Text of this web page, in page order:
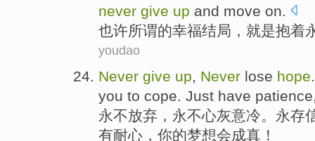
never give up and move on
也许所谓的幸福结局 ， 就是抱着
youdao
Never give up, Never lose hope
you to cope. Just have patience
永不放弃 ，永不心灰意冷。 永存
有耐心 ， 你的梦想会成真 ！